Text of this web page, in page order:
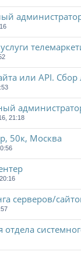
или API.
21:18
50к, Москва
серверов/